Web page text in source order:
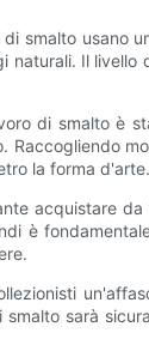
smalto usano
Il
di smalto è
la forma d'arte.
acquistare
è
sarà